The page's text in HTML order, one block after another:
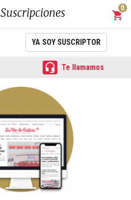
Suscripciones shopping_cart
0
YA SOY SUSCRIPTOR
 Te llamamos